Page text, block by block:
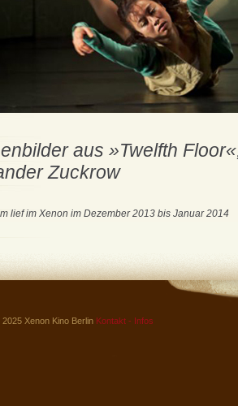
aus »Twelfth
Zuckrow
lief im Xenon im Dezember 2013 bis Januar 2014
Xenon Kino Berlin Kontakt - Infos